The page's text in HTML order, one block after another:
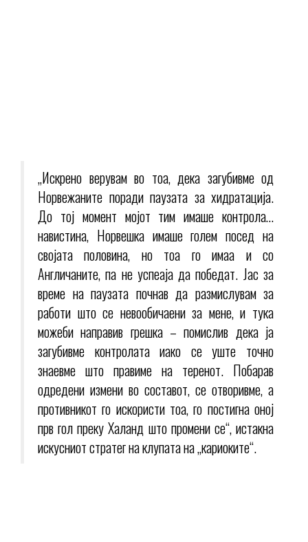
„Искрено верувам во тоа, дека загубивме од
Норвежаните поради паузата за хидратација.
До тој момент мојот тим имаше контрола…
навистина, Норвешка имаше голем посед на
својата половина, но тоа го имаа и со
Англичаните, па не успеаја да победат. Јас за
време на паузата почнав да размислувам за
работи што се невообичаени за мене, и тука
можеби направив грешка – помислив дека ја
загубивме контролата иако се уште точно
знаевме што правиме на теренот. Побарав
одредени измени во составот, се отворивме, а
противникот го искористи тоа, го постигна оној
прв гол преку Халанд што промени се“, истакна
искусниот стратег на клупата на „кариоките“.